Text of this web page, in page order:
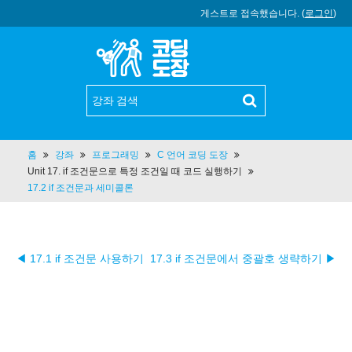
게스트로 접속했습니다. (로그인)
홈 강좌 프로그래밍
C 언어 코딩 도장
Unit 17. if 조건문으로 특정 조건일 때 코드 실행하기
17.2 if 조건문과 세미콜론
◀ 17.1 if 조건문 사용하기 17.3 if 조건문에서 중괄호 생략하기 ▶︎